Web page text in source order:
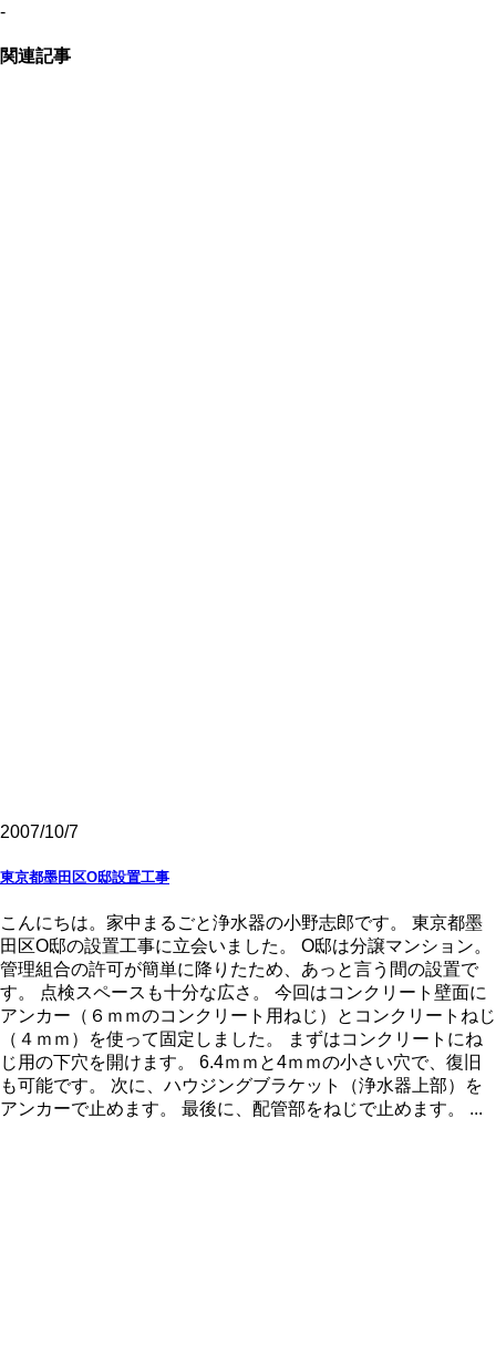
-
関連記事
2007/10/7
東京都墨田区O邸設置工事
こんにちは。家中まるごと浄水器の小野志郎です。 東京都墨
田区O邸の設置工事に立会いました。 O邸は分譲マンション。
管理組合の許可が簡単に降りたため、あっと言う間の設置で
す。 点検スペースも十分な広さ。 今回はコンクリート壁面に
アンカー（６ｍｍのコンクリート用ねじ）とコンクリートねじ
（４ｍｍ）を使って固定しました。 まずはコンクリートにね
じ用の下穴を開けます。 6.4ｍｍと4ｍｍの小さい穴で、復旧
も可能です。 次に、ハウジングブラケット（浄水器上部）を
アンカーで止めます。 最後に、配管部をねじで止めます。 ...